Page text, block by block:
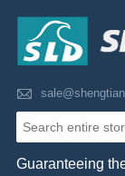

Guaranteeing